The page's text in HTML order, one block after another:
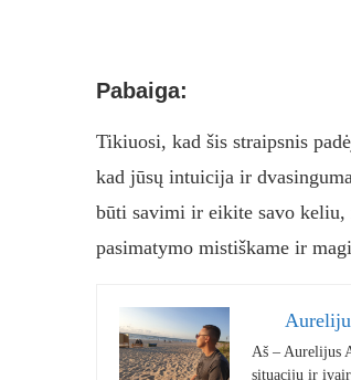
Pabaiga:
Tikiuosi, kad šis straipsnis
kad jūsų intuicija ir
būti savimi ir eikite savo
pasimatymo mistiškame ir
Aš – Aurelijus
situacijų ir